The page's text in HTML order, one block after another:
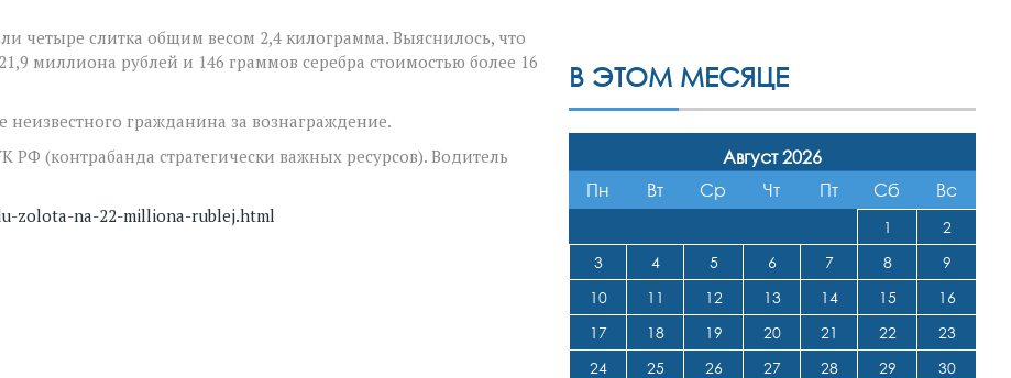
четыре слитка общим весом 2,4 килограмма. Выяснилось, что
миллиона рублей и 146 граммов серебра стоимостью более 16
неизвестного гражданина за вознаграждение.
РФ (контрабанда стратегически важных ресурсов). Водитель
zolota-na-22-milliona-rublej.html
В ЭТОМ МЕСЯЦЕ
Август 2026
Пн
Вт Ср Чт Пт Сб Вс
1
2
3
4 5 6 7 8
9
10
11 12 13 14 15
16
17
18 19 20 21 22
23
24
25 26 27 28 29
30